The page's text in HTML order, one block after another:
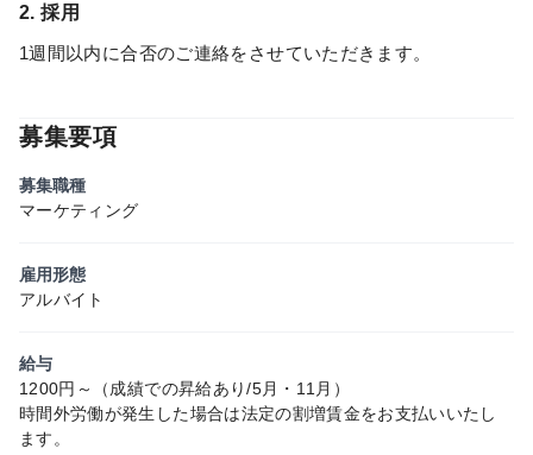
2. 採用
1週間以内に合否のご連絡をさせていただきます。
募集要項
募集職種
マーケティング
雇用形態
アルバイト
給与
1200円～（成績での昇給あり/5月・11月）
時間外労働が発生した場合は法定の割増賃金をお支払いいたし
ます。